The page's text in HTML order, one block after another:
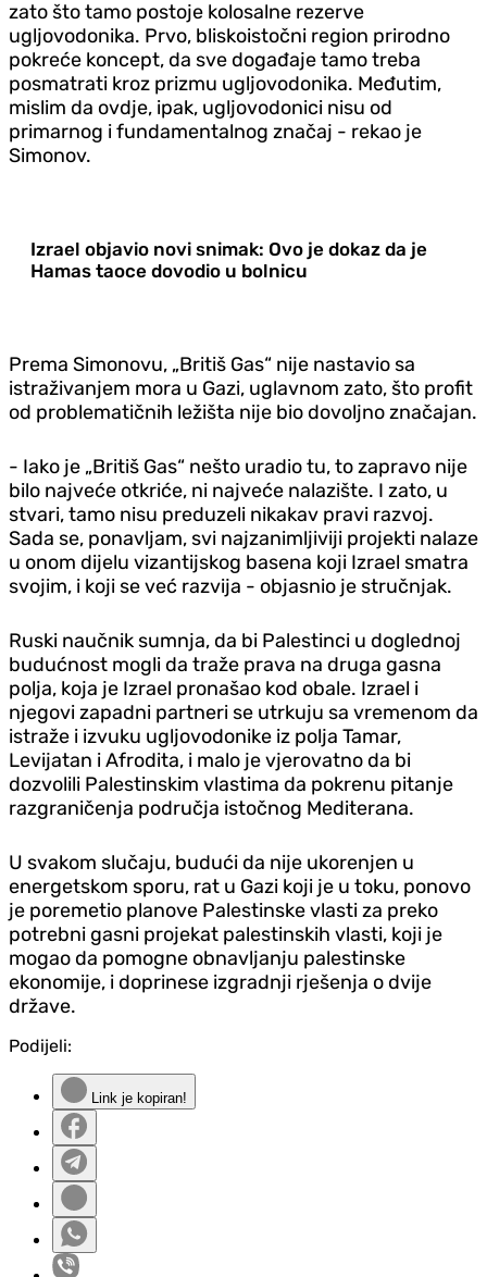
zato što tamo postoje kolosalne rezerve
ugljovodonika. Prvo, bliskoistočni region prirodno
pokreće koncept, da sve događaje tamo treba
posmatrati kroz prizmu ugljovodonika. Međutim,
mislim da ovdje, ipak, ugljovodonici nisu od
primarnog i fundamentalnog značaj - rekao je
Simonov.
Izrael objavio novi snimak: Ovo je dokaz da je
Hamas taoce dovodio u bolnicu
Prema Simonovu, „Britiš Gas“ nije nastavio sa
istraživanjem mora u Gazi, uglavnom zato, što profit
od problematičnih ležišta nije bio dovoljno značajan.
- Iako je „Britiš Gas“ nešto uradio tu, to zapravo nije
bilo najveće otkriće, ni najveće nalazište. I zato, u
stvari, tamo nisu preduzeli nikakav pravi razvoj.
Sada se, ponavljam, svi najzanimljiviji projekti nalaze
u onom dijelu vizantijskog basena koji Izrael smatra
svojim, i koji se već razvija - objasnio je stručnjak.
Ruski naučnik sumnja, da bi Palestinci u doglednoj
budućnost mogli da traže prava na druga gasna
polja, koja je Izrael pronašao kod obale. Izrael i
njegovi zapadni partneri se utrkuju sa vremenom da
istraže i izvuku ugljovodonike iz polja Tamar,
Levijatan i Afrodita, i malo je vjerovatno da bi
dozvolili Palestinskim vlastima da pokrenu pitanje
razgraničenja područja istočnog Mediterana.
U svakom slučaju, budući da nije ukorenjen u
energetskom sporu, rat u Gazi koji je u toku, ponovo
je poremetio planove Palestinske vlasti za preko
potrebni gasni projekat palestinskih vlasti, koji je
mogao da pomogne obnavljanju palestinske
ekonomije, i doprinese izgradnji rješenja o dvije
države.
Podijeli:
Link je kopiran!